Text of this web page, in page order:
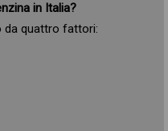
in Italia?
da quattro fattori: